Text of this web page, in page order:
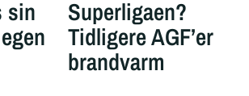
sin Superligaen?
Tidligere AGF’er
brandvarm